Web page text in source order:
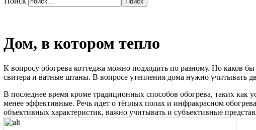
Дом, в котором тепло
К вопросу обогрева коттеджа можно подходить по разному. Но каков
свитера и ватные штаны. В вопросе утепления дома нужно учитывать
В последнее время кроме традиционных способов обогрева, таких как
менее эффективные. Речь идет о тёплых полах и инфракрасном
объективных характеристик, важно учитывать и субъективные